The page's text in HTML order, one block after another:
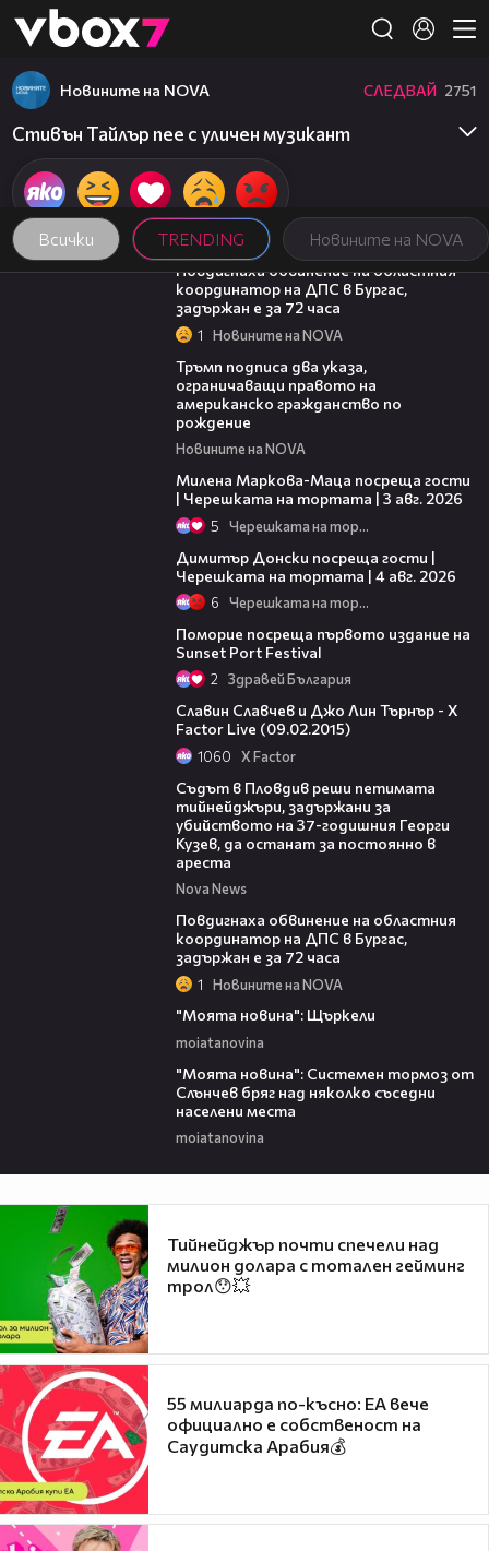
👾
Всички TRENDING Новините на NOVA
Новините на NOVA СЛЕДВАЙ 2751
Стивън Тайлър пее с уличен музикант
05:05
Повдигнаха обвинение на областния
координатор на ДПС в Бургас,
задържан е за 72 часа
1 Новините на NOVA
Тръмп подписа два указа,
ограничаващи правото на
американско гражданство по
рождение
Новините на NOVA
Милена Маркова-Маца посреща гости
| Черешката на тортата | 3 авг. 2026
5 Черешката на тортата
Димитър Донски посреща гости |
Черешката на тортата | 4 авг. 2026
6 Черешката на тортата
Поморие посреща първото издание на
Sunset Port Festival
2 Здравей България
Славин Славчев и Джо Лин Търнър - X
Factor Live (09.02.2015)
1060 X Factor
Съдът в Пловдив реши петимата
тийнейджъри, задържани за
убийството на 37-годишния Георги
Кузев, да останат за постоянно в
ареста
Nova News
Повдигнаха обвинение на областния
координатор на ДПС в Бургас,
задържан е за 72 часа
1 Новините на NOVA
"Моята новина": Щъркели
moiatanovina
"Моята новина": Системен тормоз от
Слънчев бряг над няколко съседни
населени места
moiatanovina
Тийнейджър почти спечели над
милион долара с тотален гейминг
трол😯💥
55 милиарда по-късно: EA вече
официално е собственост на
Саудитска Арабия💰